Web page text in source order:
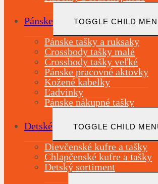
Pánske TOGGLE CHILD
Pánske tašky a ruksaky
Crossbody tašky malé
Crossbody tašky veľké
Pánske pracovné aktovky
Kožené kabelky
Ľadvinky
Pánske nákupné tašky
Detské TOGGLE CHILD
Dievčenské kufre a tašky
Chlapčenské kufre a tašky
Detský sortiment